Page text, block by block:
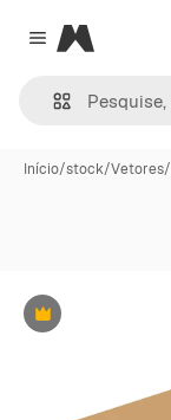
Close menu
Magnific
Início/stock/Vetores/
Premium